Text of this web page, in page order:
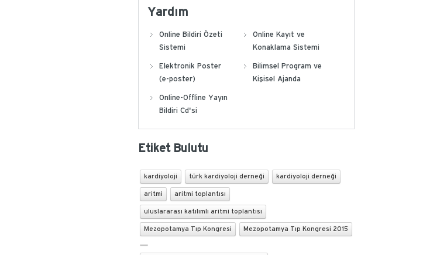
Yardım
Online Bildiri Özeti
Sistemi
Online Kayıt ve
Konaklama Sistemi
Elektronik Poster
(e-poster)
Bilimsel Program ve
Kişisel Ajanda
Online-Offline Yayın
Bildiri Cd'si
Etiket Bulutu
kardiyoloji türk kardiyoloji derneği kardiyoloji derneği
aritmi aritmi toplantısı
uluslararası katılımlı aritmi toplantısı
Mezopotamya Tıp Kongresi Mezopotamya Tıp Kongresi 2015